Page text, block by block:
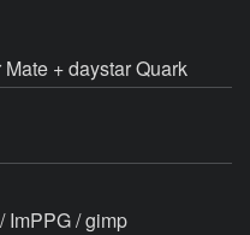
+ daystar Quark
ImPPG / gimp